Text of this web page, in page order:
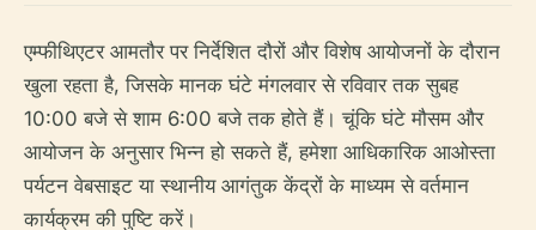
एम्फीथिएटर आमतौर पर निर्देशित दौरों और विशेष आयोजनों के दौरान
खुला रहता है, जिसके मानक घंटे मंगलवार से रविवार तक सुबह
10:00 बजे से शाम 6:00 बजे तक होते हैं। चूंकि घंटे मौसम और
आयोजन के अनुसार भिन्न हो सकते हैं, हमेशा आधिकारिक आओस्ता
पर्यटन वेबसाइट या स्थानीय आगंतुक केंद्रों के माध्यम से वर्तमान
कार्यक्रम की पुष्टि करें।